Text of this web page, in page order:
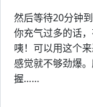
然后等待20分钟
你充气过多的话
咦！可以用这个
感觉就不够劲爆
握……